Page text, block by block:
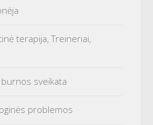
terapija, Treineriai,
burnos sveikata
problemos